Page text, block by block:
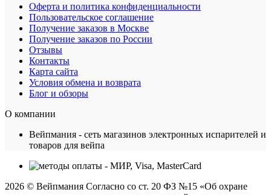
Оферта и политика конфиденциальности
Пользовательское соглашение
Получение заказов в Москве
Получение заказов по России
Отзывы
Контакты
Карта сайта
Условия обмена и возврата
Блог и обзоры
О компании
Вейпмания - сеть магазинов электронных испарителей и
товаров для вейпа
2026 © Вейпмания Согласно со ст. 20 ФЗ №15 «Об охране